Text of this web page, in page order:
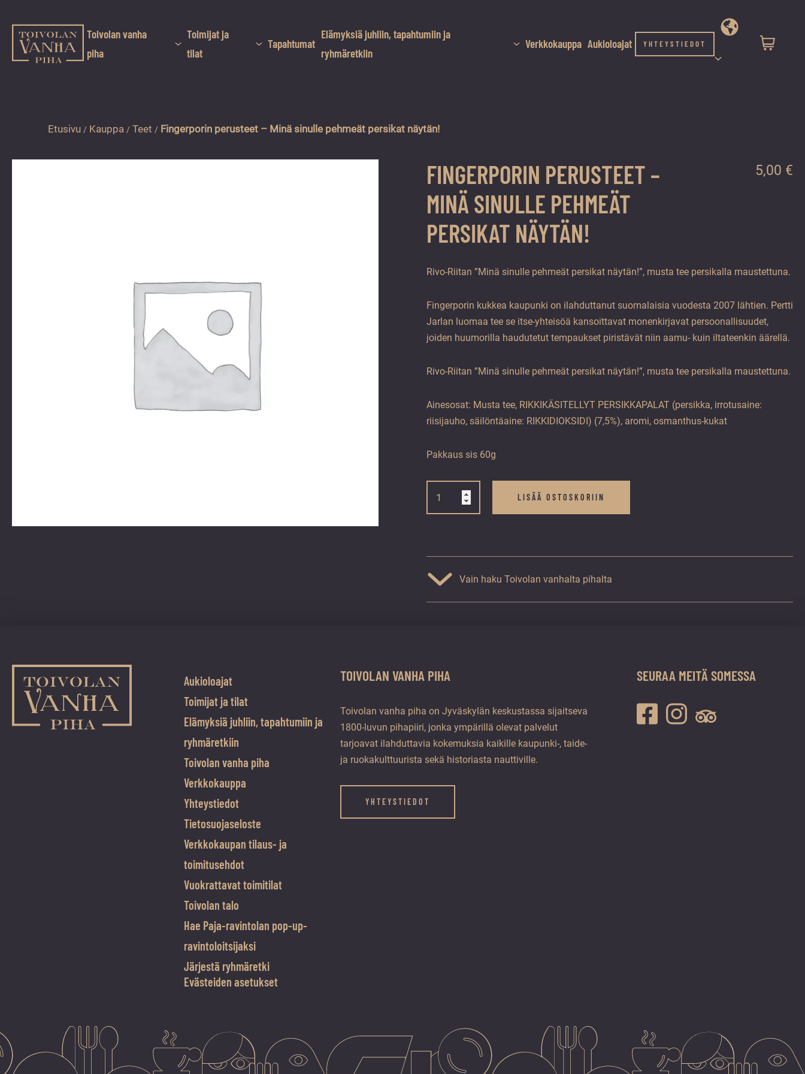
sisältöön
Toivolan vanha piha
Toivolan vanha
piha
Toimijat ja
tilat
Tapahtumat
Elämyksiä juhliin, tapahtumiin ja
ryhmäretkiin
Verkkokauppa Aukioloajat YHTEYSTIEDOT
Etusivu / Kauppa / Teet / Fingerporin perusteet – Minä sinulle pehmeät persikat näytän!
FINGERPORIN PERUSTEET –
MINÄ SINULLE PEHMEÄT
PERSIKAT NÄYTÄN!
5,00 €
Rivo-Riitan ”Minä sinulle pehmeät persikat näytän!”, musta tee persikalla maustettuna.
Fingerporin kukkea kaupunki on ilahduttanut suomalaisia vuodesta 2007 lähtien. Pertti
Jarlan luomaa tee se itse-yhteisöä kansoittavat monenkirjavat persoonallisuudet,
joiden huumorilla haudutetut tempaukset piristävät niin aamu- kuin iltateenkin äärellä.
Rivo-Riitan ”Minä sinulle pehmeät persikat näytän!”, musta tee persikalla maustettuna.
Ainesosat: Musta tee, RIKKIKÄSITELLYT PERSIKKAPALAT (persikka, irrotusaine:
riisijauho, säilöntäaine: RIKKIDIOKSIDI) (7,5%), aromi, osmanthus-kukat
Pakkaus sis 60g
Fingerporin
perusteet
Minä
määrä
LISÄÄ OSTOSKORIIN
Vain haku Toivolan vanhalta pihalta
Aukioloajat
Toimijat ja tilat
Elämyksiä juhliin, tapahtumiin ja
ryhmäretkiin
Toivolan vanha piha
Verkkokauppa
Yhteystiedot
Tietosuojaseloste
Verkkokaupan tilaus- ja
toimitusehdot
Vuokrattavat toimitilat
Toivolan talo
Hae Paja-ravintolan pop-up-
ravintoloitsijaksi
Järjestä ryhmäretki
Evästeiden asetukset
TOIVOLAN VANHA PIHA
Toivolan vanha piha on Jyväskylän keskustassa sijaitseva
1800-luvun pihapiiri, jonka ympärillä olevat palvelut
tarjoavat ilahduttavia kokemuksia kaikille kaupunki-, taide-
ja ruokakulttuurista sekä historiasta nauttiville.
YHTEYSTIEDOT
SEURAA MEITÄ SOMESSA